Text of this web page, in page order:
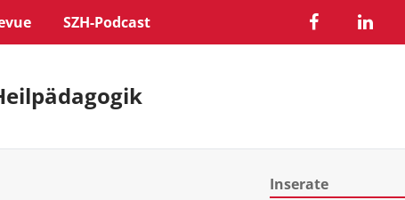
SZH-Podcast
Inserate